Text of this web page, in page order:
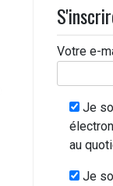
Votre e-
Je
au
Je